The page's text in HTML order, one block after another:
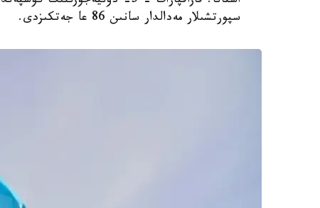
سپورتشىلار مەدالدار سانىن 86 عا جەتكىزدى.